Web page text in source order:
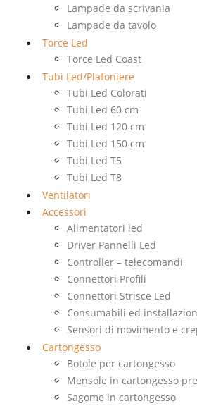
Lampade da scrivania
Lampade da tavolo
Torce Led
Torce Led Coast
Tubi Led/Plafoniere
Tubi Led Colorati
Tubi Led 60 cm
Tubi Led 120 cm
Tubi Led 150 cm
Tubi Led T5
Tubi Led T8
Ventilatori
Accessori
Alimentatori led
Driver Pannelli Led
Controller – telecomandi
Connettori Profili
Connettori Strisce Led
Consumabili ed
Sensori di movimento e
Cartongesso
Botole per cartongesso
Mensole in cartongesso
Sagome in cartongesso